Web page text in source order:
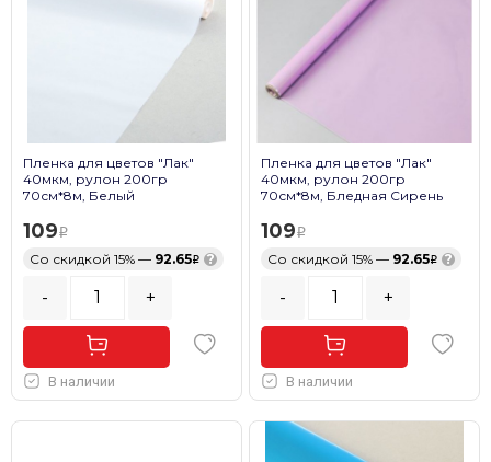
Пленка для цветов "Лак"
40мкм, рулон 200гр
70см*8м, Белый
109
Со скидкой 15% — 92.65 ?
- +
В наличии
Пленка для цветов "Лак"
40мкм, рулон 200гр
70см*8м, Бледная Сирень
109
Со скидкой 15% — 92.65 ?
- +
В наличии